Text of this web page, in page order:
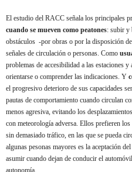
El estudio del RACC señala los principales
cuando se mueven como peatones: subir y
obstáculos -por obras o por la disposición
señales de circulación o personas. Como
problemas de accesibilidad a las estaciones
orientarse o comprender las indicaciones. Y
el progresivo deterioro de sus capacidades
pautas de comportamiento cuando circulan
menos agresiva, evitando los
con meteorología adversa. Ellos prefieren
sin demasiado tráfico, en las que se pueda
algunas pesonas mayores es la aceptación
asumir cuando dejan de conducir el